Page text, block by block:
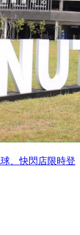
、快閃店限時登